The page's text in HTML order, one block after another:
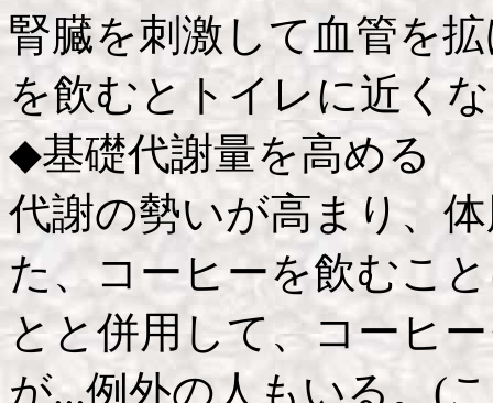
腎臓を刺激して血管を
を飲むとトイレに近く
◆基礎代謝量を高める
代謝の勢いが高まり、
た、コーヒーを飲むこ
とと併用して、コーヒ
が...例外の人もいる。(